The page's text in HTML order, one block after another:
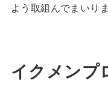
よう取組んでまいりま
イクメンプ